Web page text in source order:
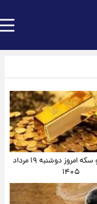
قیمت طلا و سکه امروز دوشنبه ۱۹ مرداد
۱۴۰۵